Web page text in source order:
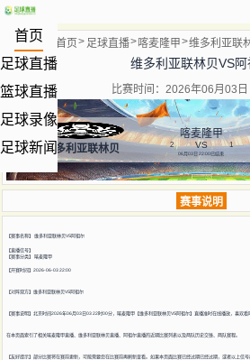
首页
足球直播
篮球直播
足球录像
足球新闻
当前位置: 首页 足球直播 喀麦隆甲 维多利亚联
维多利亚联林贝VS
比赛时间：2026年06月03
维多利亚联林贝
喀麦隆甲
2 VS 1
06月03日 22:00已结束
赛事说明
【赛事名称】维多利亚联林贝VS阿祖尔
【直播信号】
【赛事分类】喀麦隆甲
【开赛时间】2026-06-03 22:00
【对阵双方】维多利亚联林贝VS阿祖尔
【赛事说明】北京时间2026年06月03日03 22时00分，喀麦隆甲【维多利亚联林贝VS阿祖尔】直播准时在线播放，喜欢
在本页面索引了相关喀麦隆甲直播、维多利亚联林贝直播、阿祖尔直播的近期比赛列表以及两队历史交锋、两队赛程。
【友好提示】部分比赛将在赛前更新，可能需要您在比赛前再刷新查看。如果本页面比赛已经过期已经过期，或者以上信